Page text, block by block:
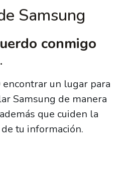
Samsung
conmigo
encontrar un lugar para
Samsung de manera
que cuiden la
tu información.